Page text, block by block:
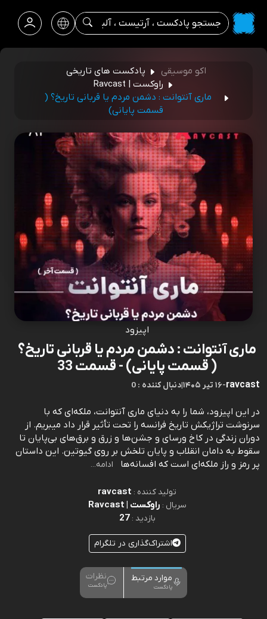
اکو موسیقی
پادکست های تاریخی
راوکست | Ravcast
ماری آنتوانت : دشمن مردم یا قربانی تاریخ؟ (
قسمت پایانی)
اپیزود
ماری آنتوانت : دشمن مردم یا قربانی تاریخ؟
( قسمت پایانی) - قسمت 33
ravcast
-۱۶ تیر ۱۴۰۵ |0 : دنبال کننده
در این اپیزود، شما را به دنیای ماری آنتوانت، ملکه‌ای که با
سرنوشت تراژیکش تاریخ فرانسه را تحت تأثیر قرار داد میبریم. از
دوران زندگی در کاخ ورسای و جشن‌ها و زرق و برق‌های بی‌پایان تا
سقوط به دامان انقلاب و پایان تلخش بر روی گیوتین. این داستان
پر رمز و راز ملکه‌ای است که افسانه‌ها
ادامه...
تولید کننده : ravcast
سریال : راوکست | Ravcast
بازدید :27
اشتراک‌گذاری در تلگرام
موارد مرتبط
پادکست
نظرات
پادکست